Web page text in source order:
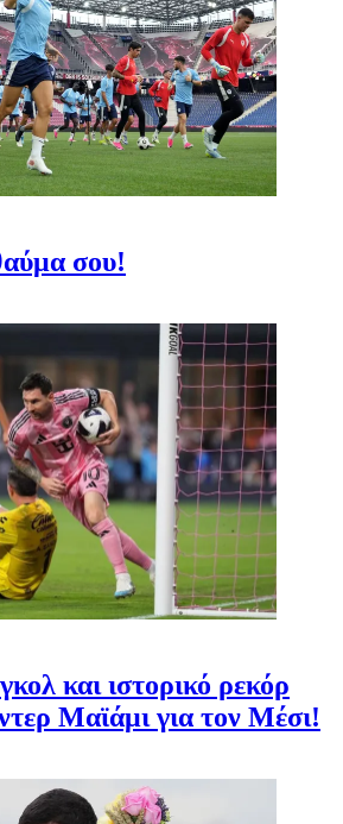
σου!
και ιστορικό ρεκόρ
Μαϊάμι για τον Μέσι!